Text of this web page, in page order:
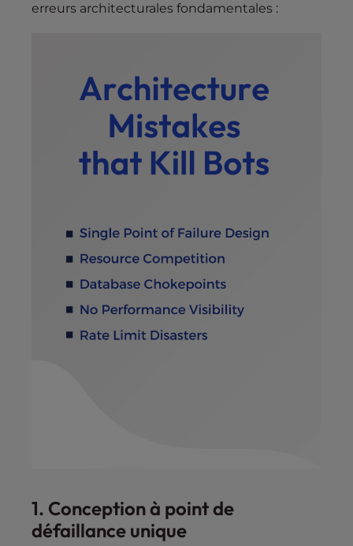
erreurs architecturales fondamentales :
1. Conception à point de
défaillance unique